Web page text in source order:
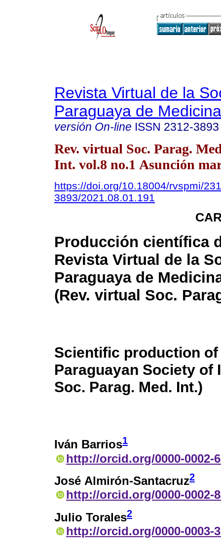
Revista Virtual de la
Paraguaya de
versión On-line ISSN 2312-3893
Rev. virtual Soc. Parag.
Int. vol.8 no.1 Asunción
https://doi.org/10.18004/rvspmi/
3893/2021.08.01.191
Producción científica
Revista Virtual de la
Paraguaya de
(Rev. virtual Soc.
Scientific production
Paraguayan Society of
Soc. Parag. Med. Int.)
Iván Barrios1
http://orcid.org/0000-0002-
José Almirón-Santacruz2
http://orcid.org/0000-0002-
Julio Torales2
http://orcid.org/0000-0003-